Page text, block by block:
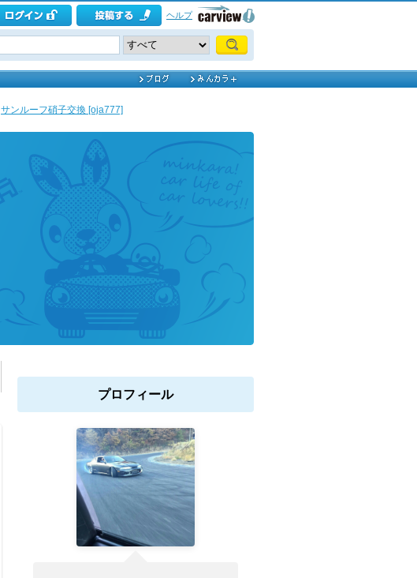
ヘルプ
サンルーフ硝子交換 [oja777]
プロフィール